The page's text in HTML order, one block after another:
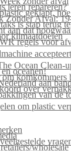
leren repareren?
geklapt,
Zonder Afval:
is stap terug
aan dat
klimaatdoelen
regels voor
Ocean Clean-
oceanen!
om komkommers
aan
over
van de
om plastic
wholesale